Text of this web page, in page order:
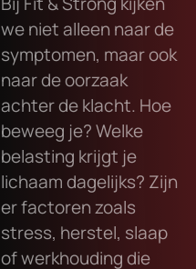
we niet alleen naar de
symptomen, maar ook
naar de oorzaak
achter de klacht. Hoe
beweeg je? Welke
belasting krijgt je
lichaam dagelijks? Zijn
er factoren zoals
stress, herstel, slaap
of werkhouding die